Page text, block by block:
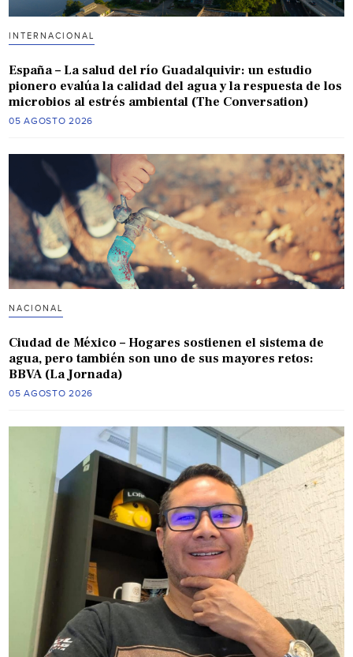
INTERNACIONAL
España – La salud del río Guadalquivir: un estudio
pionero evalúa la calidad del agua y la respuesta de los
microbios al estrés ambiental (The Conversation)
05 AGOSTO 2026
NACIONAL
Ciudad de México – Hogares sostienen el sistema de
agua, pero también son uno de sus mayores retos:
BBVA (La Jornada)
05 AGOSTO 2026